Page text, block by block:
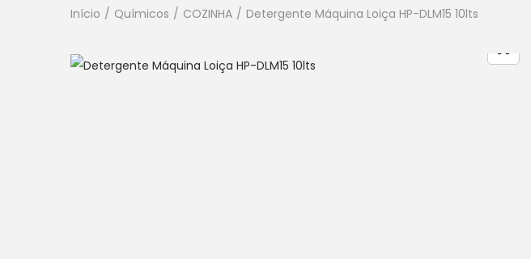
Início / Químicos / COZINHA / Detergente Máquina Loiça HP-DLM15 10lts